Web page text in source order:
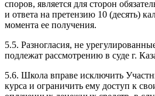
споров, является для сторон
и ответа на претензию 10 (десять)
момента ее получения.
5.5. Разногласия, не
подлежат рассмотрению в суде г.
5.6. Школа вправе исключить
курса и ограничить ему доступ к